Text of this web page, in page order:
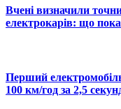
Вчені визначили
електрокарів: що
Перший
100 км/год за 2,5